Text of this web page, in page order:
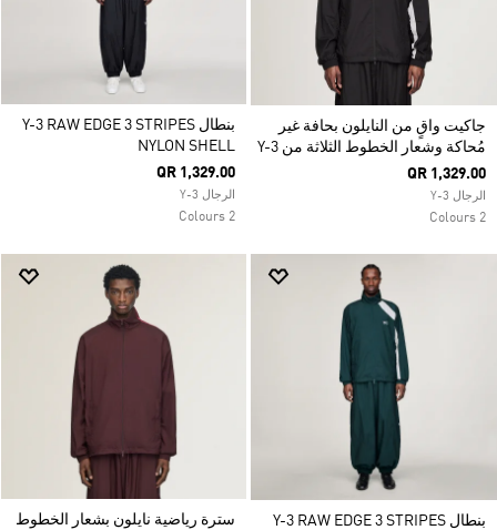
جاكيت واقٍ من النايلون بحافة غير
مُحاكة وشعار الخطوط الثلاثة من Y-3
QR 1,329.00
الرجال Y-3
2 Colours
بنطال Y-3 RAW EDGE 3 STRIPES
NYLON SHELL
QR 1,329.00
الرجال Y-3
2 Colours
بنطال Y-3 RAW EDGE 3 STRIPES
سترة رياضية نايلون بشعار الخطوط